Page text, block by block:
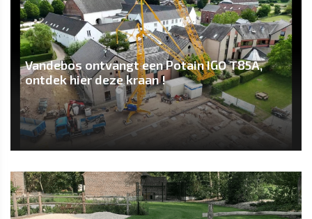
Vandebos ontvangt een Potain IGO T85A,
ontdek hier deze kraan !